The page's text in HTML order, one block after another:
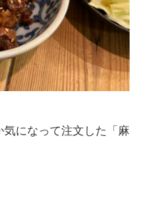
になって注文した「麻